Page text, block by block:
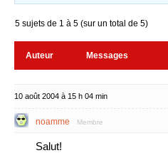
5 sujets de 1 à 5 (sur un total de 5)
Auteur Messages
10 août 2004 à 15 h 04 min
noamme Membre
Salut!